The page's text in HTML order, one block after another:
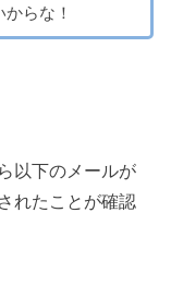
らな！
以下のメールが
れたことが確認